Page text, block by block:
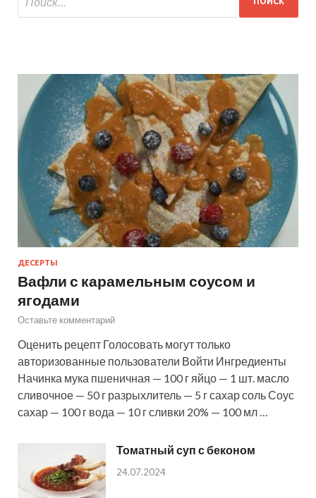
ДЕСЕРТЫ
Вафли с карамельным соусом и
ягодами
Оставьте комментарий
Оценить рецепт Голосовать могут только
авторизованные пользователи Войти Ингредиенты
Начинка мука пшеничная — 100 г яйцо — 1 шт. масло
сливочное — 50 г разрыхлитель — 5 г сахар соль Соус
сахар — 100 г вода — 10 г сливки 20% — 100 мл …
Томатный суп с беконом
24.07.2024